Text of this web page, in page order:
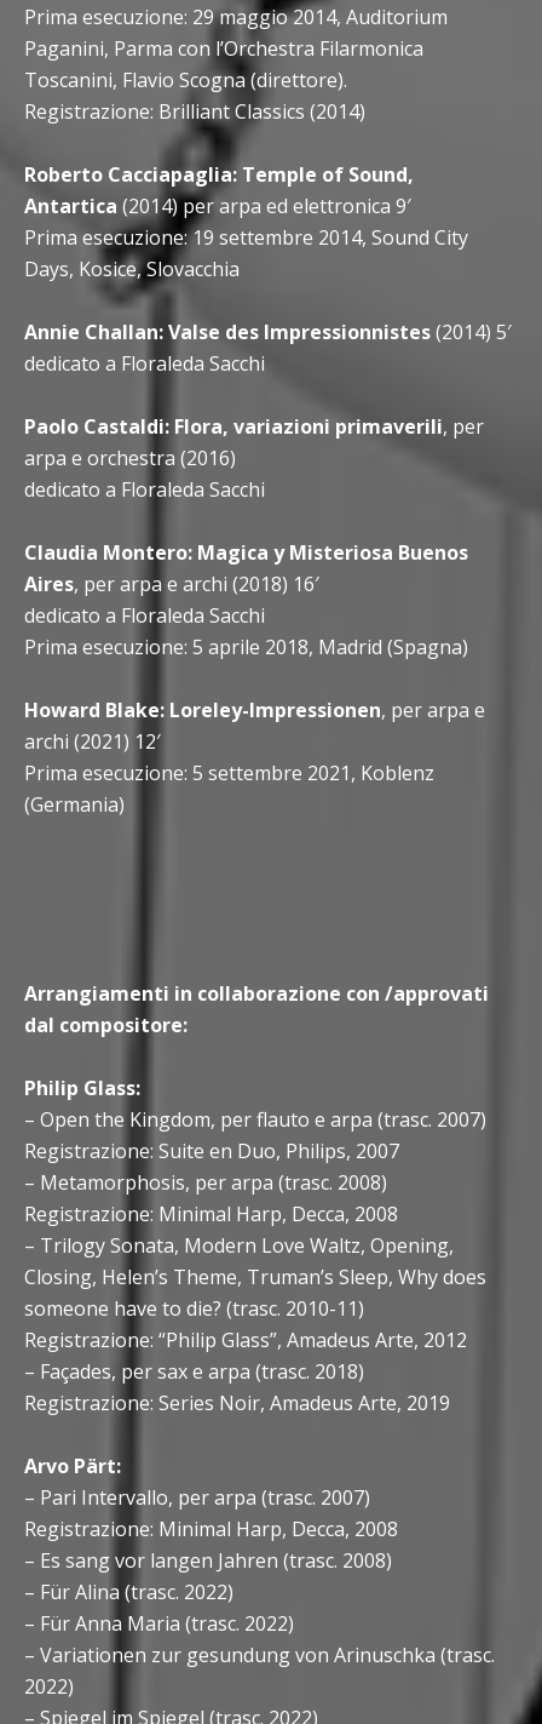
Prima esecuzione: 29 maggio 2014, Auditorium
Paganini, Parma con l’Orchestra Filarmonica
Toscanini, Flavio Scogna (direttore).
Registrazione: Brilliant Classics (2014)
Roberto Cacciapaglia: Temple of Sound,
Antartica (2014) per arpa ed elettronica 9′
Prima esecuzione: 19 settembre 2014, Sound City
Days, Kosice, Slovacchia
Annie Challan: Valse des Impressionnistes(2014) 5′
dedicato a Floraleda Sacchi
Paolo Castaldi: Flora, variazioni primaverili, per
arpa e orchestra (2016)
dedicato a Floraleda Sacchi
Claudia Montero: Magica y Misteriosa Buenos
Aires, per arpa e archi (2018) 16′
dedicato a Floraleda Sacchi
Prima esecuzione: 5 aprile 2018, Madrid (Spagna)
Howard Blake: Loreley-Impressionen, per arpa e
archi (2021) 12′
Prima esecuzione: 5 settembre 2021, Koblenz
(Germania)
Arrangiamenti in collaborazione con /approvati
dal compositore:
Philip Glass:
– Open the Kingdom, per flauto e arpa (trasc. 2007)
Registrazione: Suite en Duo, Philips, 2007
– Metamorphosis, per arpa (trasc. 2008)
Registrazione: Minimal Harp, Decca, 2008
– Trilogy Sonata, Modern Love Waltz, Opening,
Closing, Helen’s Theme, Truman’s Sleep, Why does
someone have to die? (trasc. 2010-11)
Registrazione: “Philip Glass”, Amadeus Arte, 2012
– Façades, per sax e arpa (trasc. 2018)
Registrazione: Series Noir, Amadeus Arte, 2019
Arvo Pärt:
– Pari Intervallo, per arpa (trasc. 2007)
Registrazione: Minimal Harp, Decca, 2008
– Es sang vor langen Jahren (trasc. 2008)
– Für Alina (trasc. 2022)
– Für Anna Maria (trasc. 2022)
– Variationen zur gesundung von Arinuschka (trasc.
2022)
– Spiegel im Spiegel (trasc. 2022)